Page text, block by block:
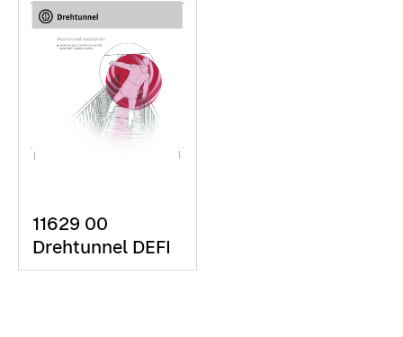
11629 00
Drehtunnel DEFI